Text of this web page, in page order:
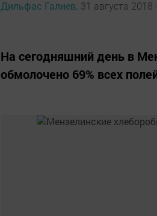
Дильфас Галиев, 31 августа 2018
На сегодняшний день в
обмолочено 69% всех